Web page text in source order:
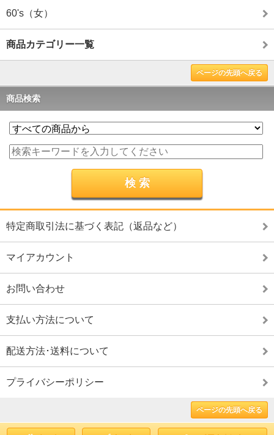
60's（女）
商品カテゴリー一覧
ページの先頭へ戻る
商品検索
特定商取引法に基づく表記（返品など）
マイアカウント
お問い合わせ
支払い方法について
配送方法･送料について
プライバシーポリシー
ページの先頭へ戻る